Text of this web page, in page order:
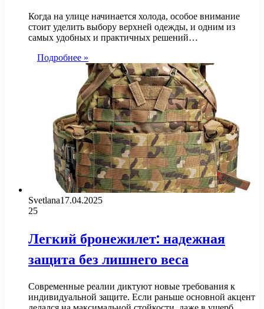
Когда на улице начинается холода, особое внимание
стоит уделить выбору верхней одежды, и одним из
самых удобных и практичных решений…
Подробнее »
Svetlana17.04.2025
25
Легкий бронежилет: надежная
защита без лишнего веса
Современные реалии диктуют новые требования к
индивидуальной защите. Если раньше основной акцент